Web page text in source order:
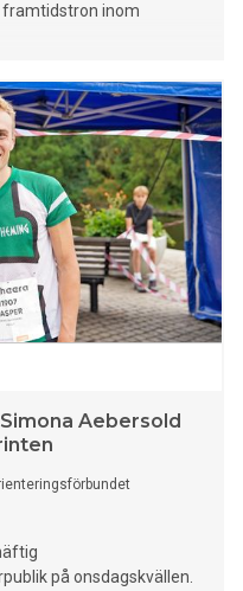
inom
Aebersold
på onsdagskvällen.